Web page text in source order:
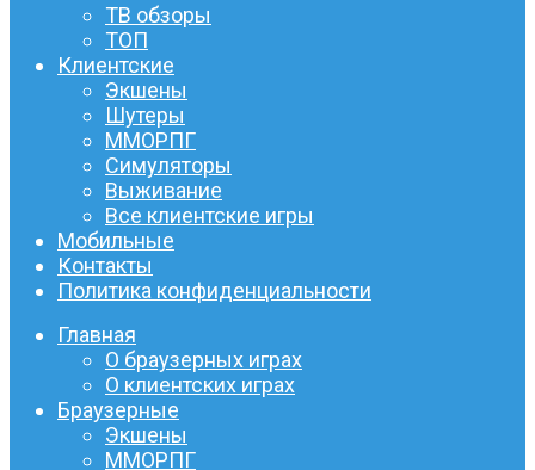
ТВ обзоры
ТОП
Клиентские
Экшены
Шутеры
ММОРПГ
Симуляторы
Выживание
Все клиентские игры
Мобильные
Контакты
Политика конфиденциальности
Главная
О браузерных играх
О клиентских играх
Браузерные
Экшены
ММОРПГ